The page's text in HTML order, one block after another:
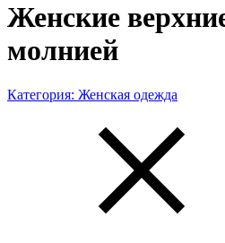
Женские
молнией
Категория: Женская одежда